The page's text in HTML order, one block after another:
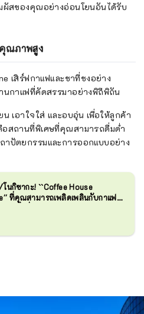
ผัสของคุณอย่างอ่อนโยนอันได้รับ
คุณภาพสูง
เสิร์ฟกาแฟและชาที่ชงอย่าง
นกาแฟที่คัดสรรมาอย่างพิถีพิถัน
เอาใจใส่ และอบอุ่น เพื่อให้ลูกค้า
สถานที่พิเศษที่คุณสามารถดื่มด่ำ
ปัตยกรรมและการออกแบบอย่าง
นกิซากะ! ``Coffee House
ที่คุณสามารถเพลิดเพลินกับกาแฟที่